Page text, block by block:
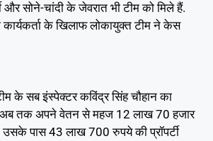
और सोने-चांदी के जेवरात भी टीम को मिले हैं.
कार्यकर्ता के खिलाफ लोकायुक्त टीम ने केस
के सब इंस्पेक्टर कविंद्र सिंह चौहान का
अब तक अपने वेतन से महज 12 लाख 70 हजार
पास 43 लाख 700 रुपये की प्रॉपर्टी